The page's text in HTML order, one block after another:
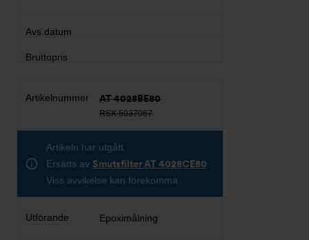
AT 4028BE80
RSK 5037067
Artikeln har utgått
Ersätts av Smutsfilter AT 4028CE80
Viss avvikelse kan förekomma
Epoximålning